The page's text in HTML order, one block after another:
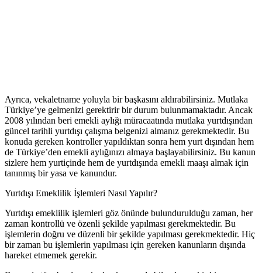
Ayrıca, vekaletname yoluyla bir başkasını aldırabilirsiniz. Mutlaka
Türkiye’ye gelmenizi gerektirir bir durum bulunmamaktadır. Ancak
2008 yılından beri emekli aylığı müracaatında mutlaka yurtdışından
güncel tarihli yurtdışı çalışma belgenizi almanız gerekmektedir. Bu
konuda gereken kontroller yapıldıktan sonra hem yurt dışından hem
de Türkiye’den emekli aylığınızı almaya başlayabilirsiniz. Bu kanun
sizlere hem yurtiçinde hem de yurtdışında emekli maaşı almak için
tanınmış bir yasa ve kanundur.
Yurtdışı Emeklilik İşlemleri Nasıl Yapılır?
Yurtdışı emeklilik işlemleri göz önünde bulundurulduğu zaman, her
zaman kontrollü ve özenli şekilde yapılması gerekmektedir. Bu
işlemlerin doğru ve düzenli bir şekilde yapılması gerekmektedir. Hiç
bir zaman bu işlemlerin yapılması için gereken kanunların dışında
hareket etmemek gerekir.